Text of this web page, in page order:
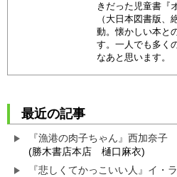
きだった児童書『
（大日本図書版
動。懐かしい本と
す。一人でも多く
なあと思います。
最近の記事
『漁港の肉子ちゃん』西加奈子
(勝木書店本店 樋口麻衣)
『悲しくてかっこいい人』イ・